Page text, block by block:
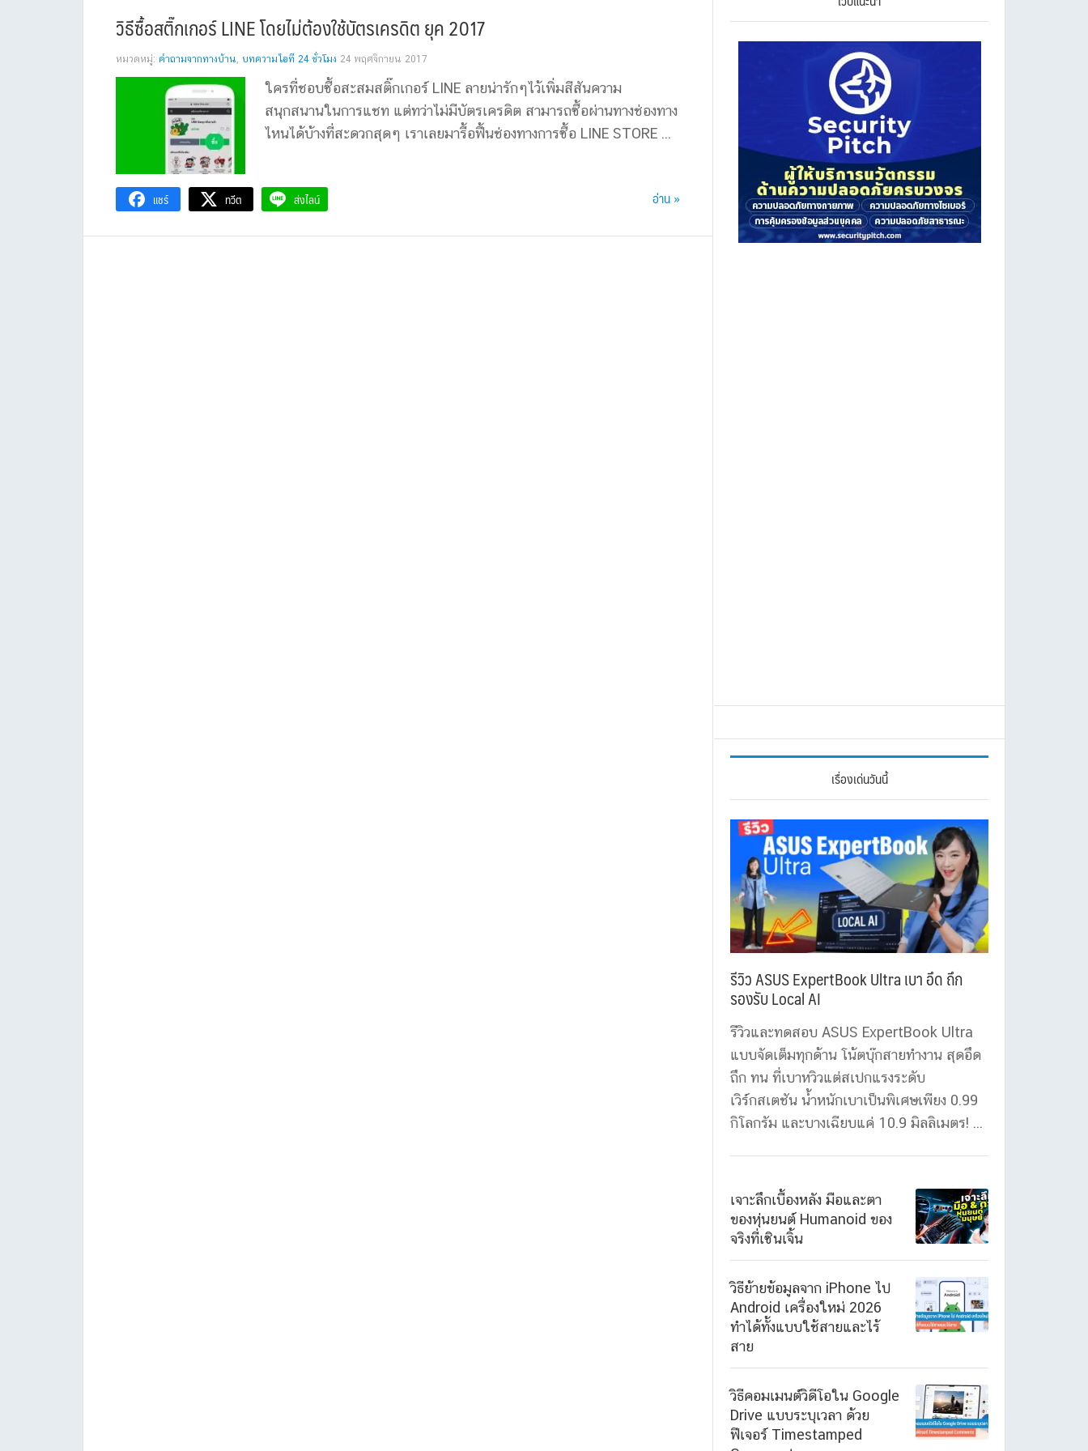
วิธีซื้อสติ๊กเกอร์ LINE โดยไม่ต้องใช้บัตรเครดิต ยุค 2017
หมวดหมู่: คำถามจากทางบ้าน, บทความไอที 24 ชั่วโมง 24 พฤศจิกายน 2017
ใครที่ชอบซื้อสะสมสติ๊กเกอร์ LINE ลายน่ารักๆไว้เพิ่มสีสันความ
สนุกสนานในการแชท แต่ทว่าไม่มีบัตรเครดิต สามารถซื้อผ่านทางช่องทาง
ไหนได้บ้างที่สะดวกสุดๆ เราเลยมารื้อฟื้นช่องทางการซื้อ LINE STORE ...
แชร์ ทวีต ส่งไลน์ อ่าน »
เรื่องเด่นวันนี้
รีวิว ASUS ExpertBook Ultra เบา อึด ถึก
รองรับ Local AI
รีวิวและทดสอบ ASUS ExpertBook Ultra
แบบจัดเต็มทุกด้าน โน้ตบุ๊กสายทำงาน สุดอึด
ถึก ทน ที่เบาหวิวแต่สเปกแรงระดับ
เวิร์กสเตชัน น้ำหนักเบาเป็นพิเศษเพียง 0.99
กิโลกรัม และบางเฉียบแค่ 10.9 มิลลิเมตร! ...
เจาะลึกเบื้องหลัง มือและตา
ของหุ่นยนต์ Humanoid ของ
จริงที่เซินเจิ้น
วิธีย้ายข้อมูลจาก iPhone ไป
Android เครื่องใหม่ 2026
ทำได้ทั้งแบบใช้สายและไร้
สาย
วิธีคอมเมนต์วิดีโอใน Google
Drive แบบระบุเวลา ด้วย
ฟีเจอร์ Timestamped